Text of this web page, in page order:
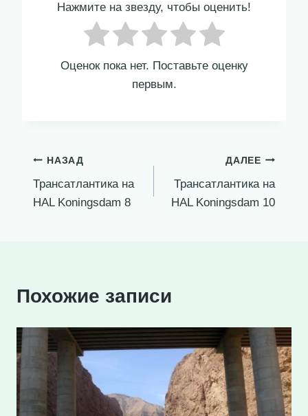
Нажмите на звезду, чтобы оценить!
Оценок пока нет. Поставьте оценку
первым.
Навигация
по
НАЗАД
Трансатлантика на
HAL Koningsdam 8
ДАЛЕЕ
Трансатлантика на
HAL Koningsdam 10
Похожие записи